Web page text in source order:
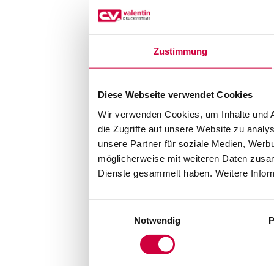
Zustimmung
Diese Webseite verwendet Cookies
Wir verwenden Cookies, um Inhalte und
die Zugriffe auf unsere Website zu
unsere Partner für soziale Medien,
möglicherweise mit weiteren Daten
Dienste gesammelt haben. Weitere
Notwendig